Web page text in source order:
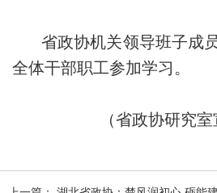
省政协机关领导班子成
全体干部职工参加学习。
（省政协研究